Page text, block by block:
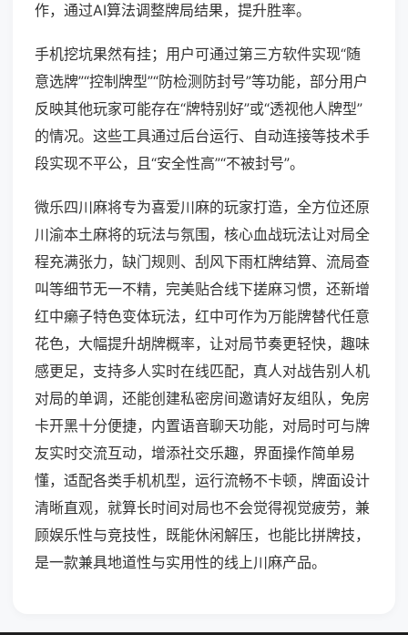
作，通过AI算法调整牌局结果，提升胜率。
手机挖坑果然有挂；用户可通过第三方软件实现“随
意选牌”“控制牌型”“防检测防封号”等功能，部分用户
反映其他玩家可能存在“牌特别好”或“透视他人牌型”
的情况。这些工具通过后台运行、自动连接等技术手
段实现不平公，且“安全性高”“不被封号”。
微乐四川麻将专为喜爱川麻的玩家打造，全方位还原
川渝本土麻将的玩法与氛围，核心血战玩法让对局全
程充满张力，缺门规则、刮风下雨杠牌结算、流局查
叫等细节无一不精，完美贴合线下搓麻习惯，还新增
红中癞子特色变体玩法，红中可作为万能牌替代任意
花色，大幅提升胡牌概率，让对局节奏更轻快，趣味
感更足，支持多人实时在线匹配，真人对战告别人机
对局的单调，还能创建私密房间邀请好友组队，免房
卡开黑十分便捷，内置语音聊天功能，对局时可与牌
友实时交流互动，增添社交乐趣，界面操作简单易
懂，适配各类手机机型，运行流畅不卡顿，牌面设计
清晰直观，就算长时间对局也不会觉得视觉疲劳，兼
顾娱乐性与竞技性，既能休闲解压，也能比拼牌技，
是一款兼具地道性与实用性的线上川麻产品。